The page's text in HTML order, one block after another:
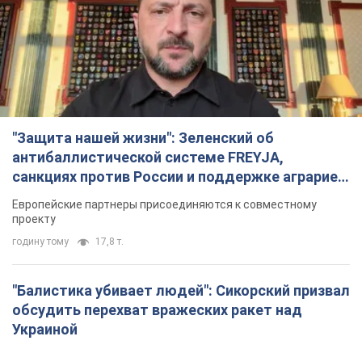
"Защита нашей жизни": Зеленский об
антибаллистической системе FREYJA,
санкциях против России и поддержке аграриев.
Видео
Европейские партнеры присоединяются к совместному
проекту
годину тому 17,8 т.
"Балистика убивает людей": Сикорский призвал
обсудить перехват вражеских ракет над
Украиной